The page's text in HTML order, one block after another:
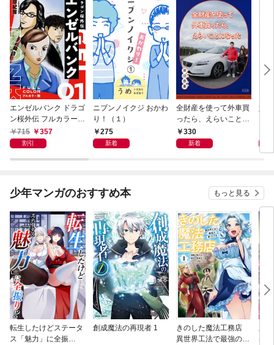
エンゼルバンク ドラゴ
ン桜外伝 フルカラー版
（１）
715 357
割引
ニブンノイクジ おかわ
り！（１）
275
新着
全財産を使って外車買
ったら、えらいことに
なった
330
新着
姉
少年マンガのおすすめ本 もっと見る
転生したけどステータ
ス「魅力」に全振
創成魔法の再現者 1
きのした魔法工務店
異世界工法で最強の家
兆